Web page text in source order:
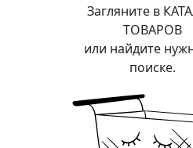
Загляните в
ТОВАРОВ
или найдите
поиске.